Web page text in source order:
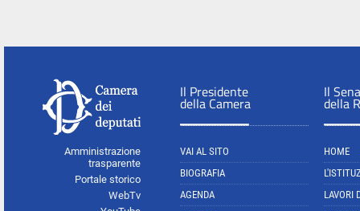
Amministrazione
trasparente
Portale storico
WebTv
Il Presidente
della Camera
VAI AL SITO
BIOGRAFIA
AGENDA
Il
della
HOME
LAVORI